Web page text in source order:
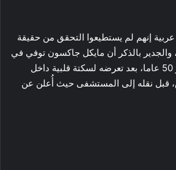
إنهم لم يستطيعوا التحقق من حقيقة
والجدير بالذكر أن مايكل جاكسون توفي في
25 يونيو 2009 عن عمر 50 عاما، بعد تعرضه لسكتة قلبية داخل
قبل نقله إلى المستشفى حيث أُعلن عن